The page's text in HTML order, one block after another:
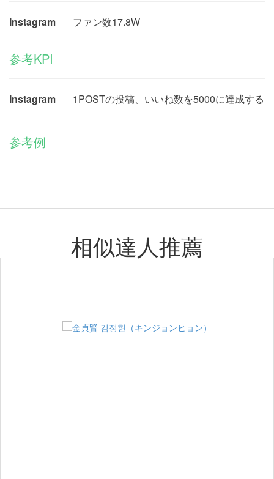
Instagram ファン数17.8W
参考KPI
Instagram 1POSTの投稿、いいね数を5000に達成する
参考例
相似達人推薦